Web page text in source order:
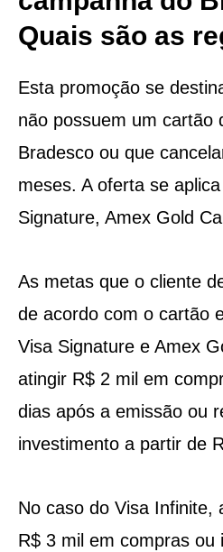
Quais são as
Esta promoção se
não possuem um cartão
Bradesco ou que
meses. A oferta se
Signature, Amex Gold
As metas que o cliente
de acordo com o cartão
Visa Signature e Amex
atingir R$ 2 mil em
dias após a emissão ou
investimento a partir de
No caso do Visa Infinite,
R$ 3 mil em compras ou